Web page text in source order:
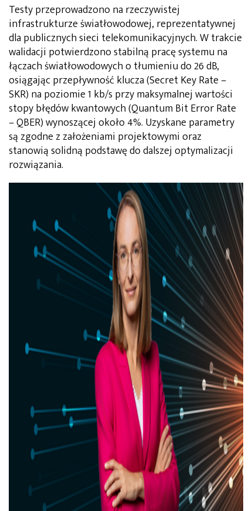
Testy przeprowadzono na rzeczywistej
infrastrukturze światłowodowej, reprezentatywnej
dla publicznych sieci telekomunikacyjnych. W trakcie
walidacji potwierdzono stabilną pracę systemu na
łączach światłowodowych o tłumieniu do 26 dB,
osiągając przepływność klucza (Secret Key Rate –
SKR) na poziomie 1 kb/s przy maksymalnej wartości
stopy błędów kwantowych (Quantum Bit Error Rate
– QBER) wynoszącej około 4%. Uzyskane parametry
są zgodne z założeniami projektowymi oraz
stanowią solidną podstawę do dalszej optymalizacji
rozwiązania.